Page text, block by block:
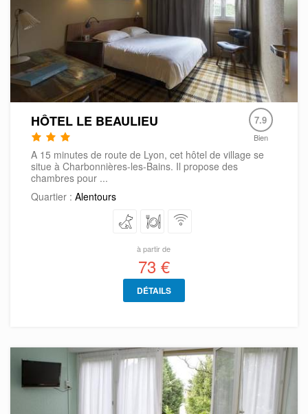
HÔTEL LE BEAULIEU 7.9
Bien
A 15 minutes de route de Lyon, cet hôtel de village se
situe à Charbonnières-les-Bains. Il propose des
chambres pour ...
Quartier : Alentours
à partir de
73 €
DÉTAILS